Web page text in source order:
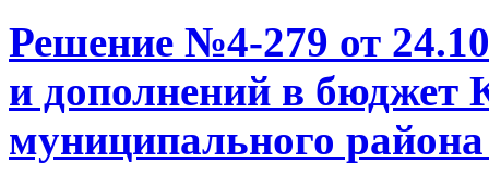
Решение №4-279 от
и дополнений в бюджет
муниципального